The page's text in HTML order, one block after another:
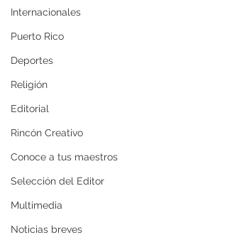
Internacionales
Puerto Rico
Deportes
Religión
Editorial
Rincón Creativo
Conoce a tus maestros
Selección del Editor
Multimedia
Noticias breves